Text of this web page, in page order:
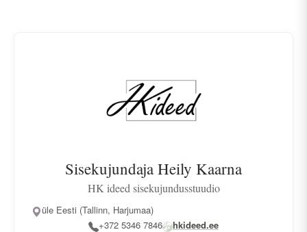
Sisekujundaja Heily Kaarna
HK ideed sisekujundusstuudio
üle Eesti (Tallinn, Harjumaa)
+372 5346 7846
hkideed.ee